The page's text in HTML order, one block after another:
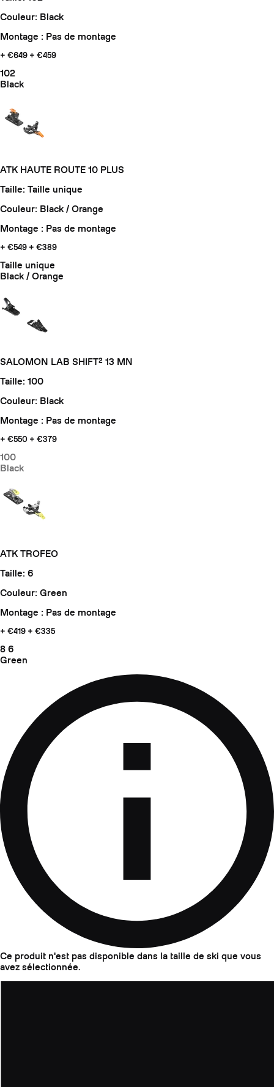
Couleur: Black
Montage : Pas de montage
+ €649 + €459
102
Black
ATK HAUTE ROUTE 10 PLUS
Taille: Taille unique
Couleur: Black / Orange
Montage : Pas de montage
+ €549 + €389
Taille unique
Black / Orange
SALOMON LAB SHIFT² 13 MN
Taille: 100
Couleur: Black
Montage : Pas de montage
+ €550 + €379
100
Black
ATK TROFEO
Taille: 6
Couleur: Green
Montage : Pas de montage
+ €419 + €335
8 6
Green
Ce produit n'est pas disponible dans la taille de ski que vous
avez sélectionnée.